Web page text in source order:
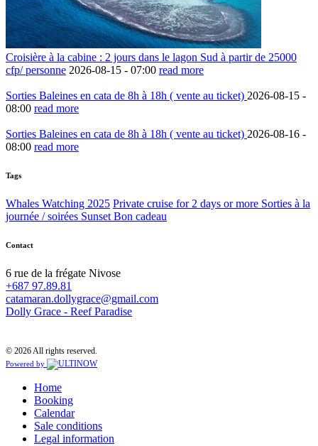
Croisière à la cabine : 2 jours dans le lagon Sud à partir de 25000
cfp/ personne 2026-08-15 - 07:00 read more
Sorties Baleines en cata de 8h à 18h ( vente au ticket) 2026-08-15 -
08:00 read more
Sorties Baleines en cata de 8h à 18h ( vente au ticket) 2026-08-16 -
08:00 read more
Tags
Whales Watching 2025 Private cruise for 2 days or more Sorties à la
journée / soirées Sunset Bon cadeau
Contact
6 rue de la frégate Nivose
+687 97.89.81
catamaran.dollygrace@gmail.com
Dolly Grace - Reef Paradise
© 2026 All rights reserved.
Powered by
Home
Booking
Calendar
Sale conditions
Legal information